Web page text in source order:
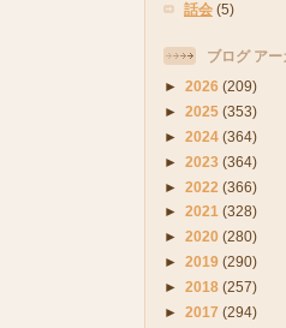
話会 (5)
ブログ アー
► 2026 (209)
► 2025 (353)
► 2024 (364)
► 2023 (364)
► 2022 (366)
► 2021 (328)
► 2020 (280)
► 2019 (290)
► 2018 (257)
► 2017 (294)